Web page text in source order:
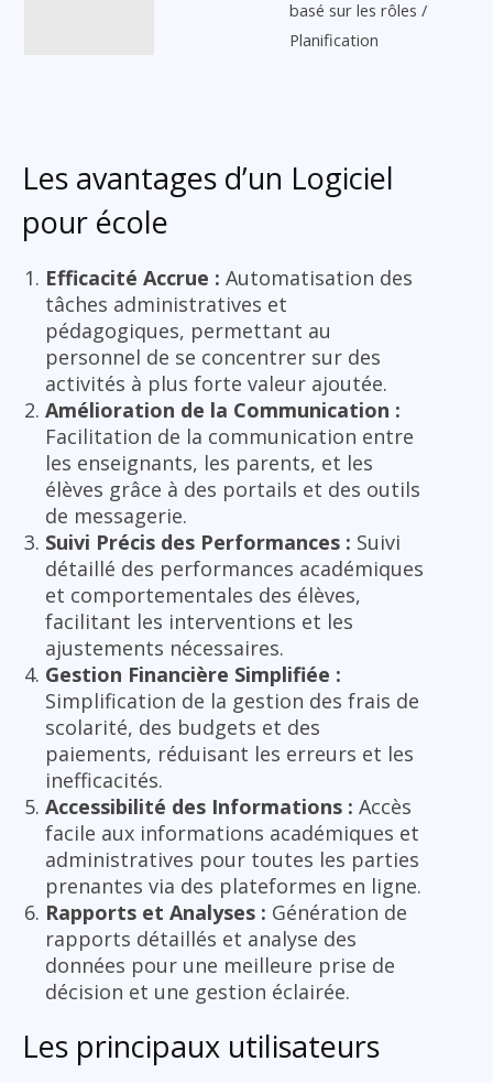
basé sur les rôles /
Planification
Les avantages d’un Logiciel
pour école
Efficacité Accrue : Automatisation des
tâches administratives et
pédagogiques, permettant au
personnel de se concentrer sur des
activités à plus forte valeur ajoutée.
Amélioration de la Communication :
Facilitation de la communication entre
les enseignants, les parents, et les
élèves grâce à des portails et des outils
de messagerie.
Suivi Précis des Performances : Suivi
détaillé des performances académiques
et comportementales des élèves,
facilitant les interventions et les
ajustements nécessaires.
Gestion Financière Simplifiée :
Simplification de la gestion des frais de
scolarité, des budgets et des
paiements, réduisant les erreurs et les
inefficacités.
Accessibilité des Informations : Accès
facile aux informations académiques et
administratives pour toutes les parties
prenantes via des plateformes en ligne.
Rapports et Analyses : Génération de
rapports détaillés et analyse des
données pour une meilleure prise de
décision et une gestion éclairée.
Les principaux utilisateurs